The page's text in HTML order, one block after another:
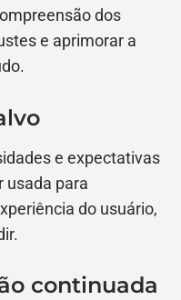
dos
e aprimorar a
e expectativas
usada para
do usuário,
continuada